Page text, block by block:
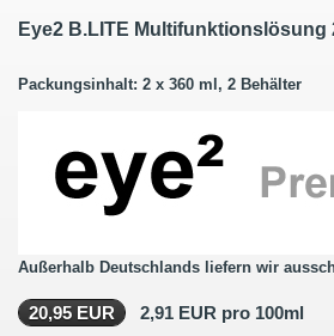
Eye2 B.LITE Multifunktionslösung
Packungsinhalt: 2 x 360 ml, 2 Behälter
Außerhalb Deutschlands liefern wir
20,95 EUR 2,91 EUR pro 100ml